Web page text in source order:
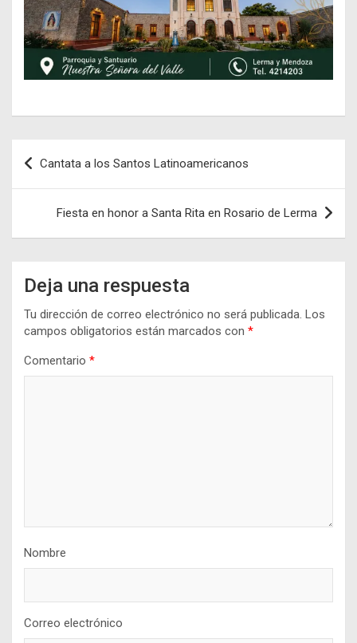
Navegación
de
entradas
Cantata a los Santos Latinoamericanos
Fiesta en honor a Santa Rita en Rosario de Lerma
Deja una respuesta
Tu dirección de correo electrónico no será publicada. Los
campos obligatorios están marcados con *
Comentario *
Nombre
Correo electrónico